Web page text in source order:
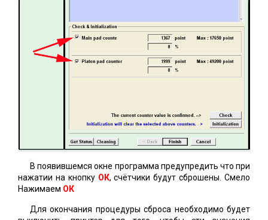
В появившемся окне программа предупредить что при
нажатии на кнопку ОК, счётчики будут сброшены. Смело
Нажимаем ОК
Для окончания процедуры сброса необходимо будет